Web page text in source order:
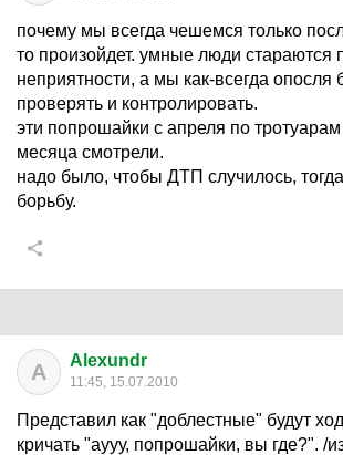
почему мы всегда чешемся только
то произойдет. умные люди стараются
неприятности, а мы как-всегда опосля
проверять и контролировать.
эти попрошайки с апреля по тротуарам
месяца смотрели.
надо было, чтобы ДТП случилось,
борьбу.
A Alexundr
11:45, 15.07.2010
Представил как "доблестные" будут
кричать "аууу, попрошайки, вы где?". /